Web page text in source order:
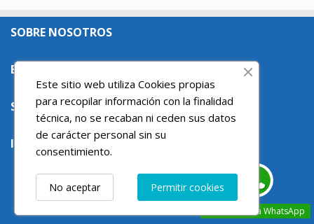
SOBRE NOSOTROS
ENLACES DE INTERES
SU CUENTA
INFORMACIÓN DE LA TIENDA
Contact us via WhatsApp
Este sitio web utiliza Cookies propias
para recopilar información con la finalidad
técnica, no se recaban ni ceden sus datos
de carácter personal sin su
consentimiento.
Permitir cookies
No aceptar